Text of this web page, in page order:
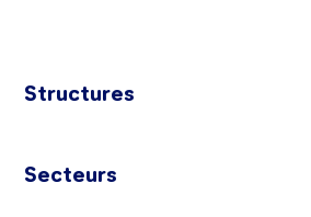
Structures
Secteurs